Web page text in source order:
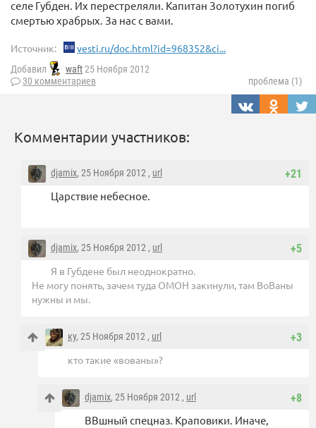
селе Губден. Их перестреляли. Капитан Золотухин погиб
смертью храбрых. За нас с вами.
Источник: vesti.ru/doc.html?id=968352&ci...
Добавил waft25 Ноября 2012
30 комментариев
проблема (1)
Комментарии участников:
+21
djamix, 25 Ноября 2012 , url
Царствие небесное.
+5
djamix, 25 Ноября 2012 , url
Я в Губдене был неоднократно.
Не могу понять, зачем туда ОМОН закинули, там ВоВаны
нужны и мы.
+3
ку, 25 Ноября 2012 , url
кто такие «вованы»?
+8
djamix, 25 Ноября 2012 , url
ВВшный спецназ. Краповики. Иначе,